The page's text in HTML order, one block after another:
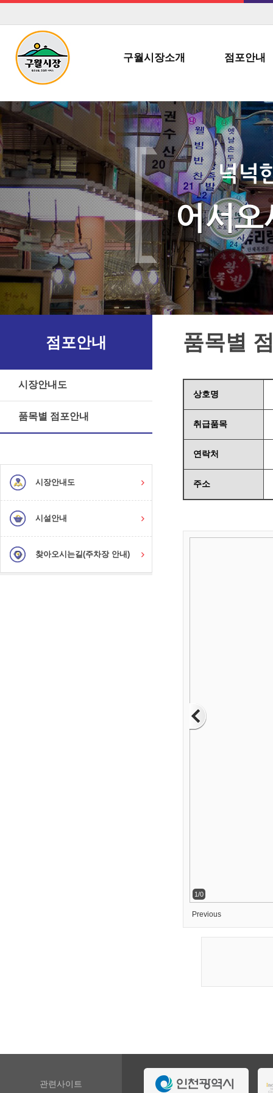
구월시장소개 점포안내
점포안내
시장안내도
품목별 점포안내
시장안내도
시설안내
찾아오시는길(주차장 안내)
품목별
상호명
취급품목
연락처
주소
1/0
Previous
관련사이트